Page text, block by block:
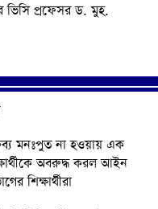
ভিসি প্রফেসর ড. মুহ.
মনঃপুত না হওয়ায় এক
অবরুদ্ধ করল আইন
শিক্ষার্থীরা